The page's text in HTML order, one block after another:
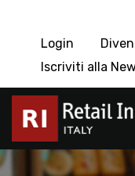
Login
Iscriviti alla